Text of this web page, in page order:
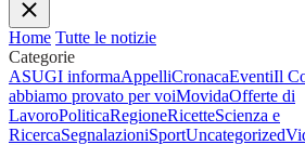
Home Tutte le notizie
Categorie
ASUGI informaAppelliCronacaEventiIl
abbiamo provato per voiMovidaOfferte di
LavoroPoliticaRegioneRicetteScienza e
RicercaSegnalazioniSportUncategorized